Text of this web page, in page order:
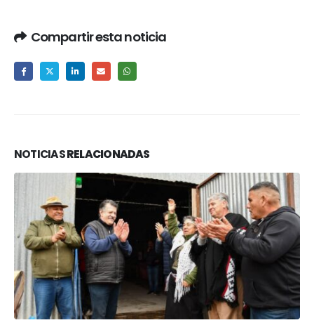
Compartir esta noticia
NOTICIASRELACIONADAS